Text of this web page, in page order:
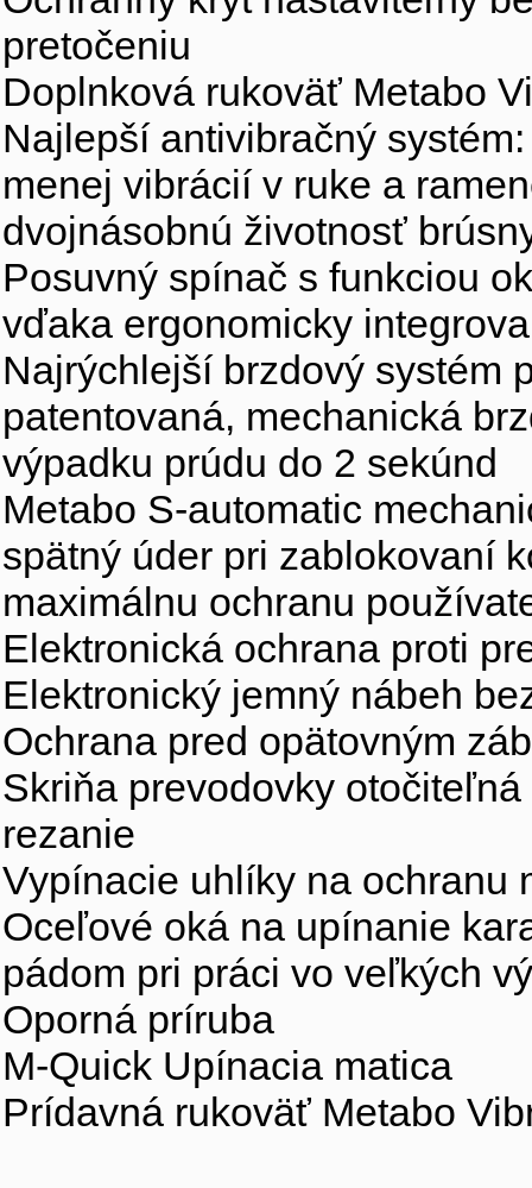
pretočeniu
Doplnková rukoväť Metabo
Najlepší antivibračný
menej vibrácií v ruke a
dvojnásobnú životnosť
Posuvný spínač s funkciou
vďaka ergonomicky
Najrýchlejší brzdový systém
patentovaná, mechanická
výpadku prúdu do 2 sekúnd
Metabo S-automatic
spätný úder pri zablokovaní
maximálnu ochranu
Elektronická ochrana proti
Elektronický jemný nábeh
Ochrana pred opätovným
Skriňa prevodovky
rezanie
Vypínacie uhlíky na ochranu
Oceľové oká na upínanie
pádom pri práci vo veľkých
Oporná príruba
M-Quick Upínacia matica
Prídavná rukoväť Metabo